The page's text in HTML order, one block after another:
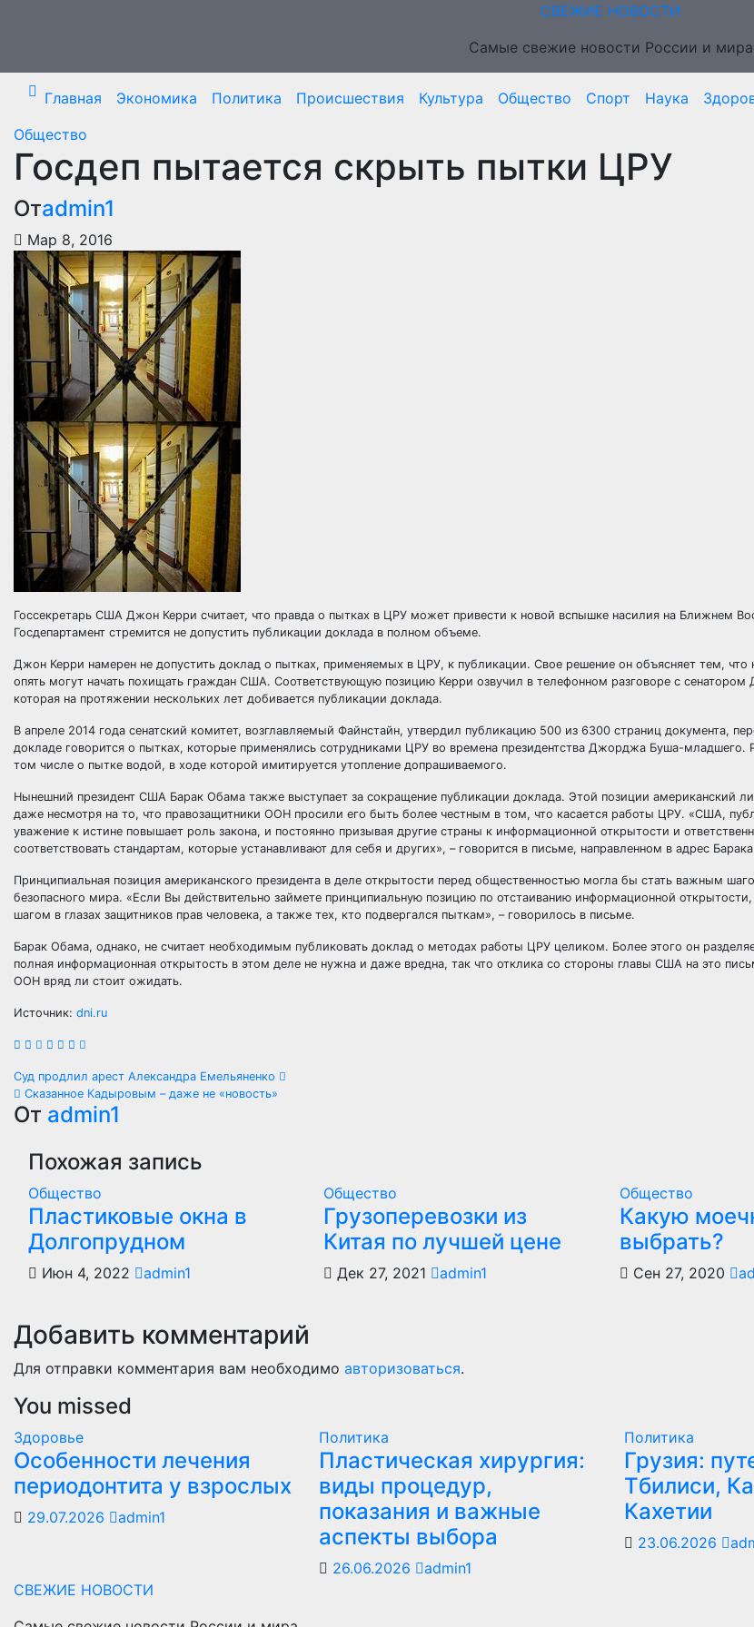
СВЕЖИЕ НОВОСТИ
Самые свежие новости России и мира
Главная Экономика Политика Происшествия Культура Общество Спорт Наука
Общество
Госдеп пытается скрыть пытки ЦРУ
Отadmin1
Мар 8, 2016
Госсекретарь США Джон Керри считает, что правда о пытках в ЦРУ может привести к новой вспышке насилия на Ближнем
Госдепартамент стремится не допустить публикации доклада в полном объеме.
Джон Керри намерен не допустить доклад о пытках, применяемых в ЦРУ, к публикации. Свое решение он объясняет тем,
опять могут начать похищать граждан США. Соответствующую позицию Керри озвучил в телефонном разговоре с сенатором
которая на протяжении нескольких лет добивается публикации доклада.
В апреле 2014 года сенатский комитет, возглавляемый Файнстайн, утвердил публикацию 500 из 6300 страниц документа,
докладе говорится о пытках, которые применялись сотрудниками ЦРУ во времена президентства Джорджа Буша-младшего.
том числе о пытке водой, в ходе которой имитируется утопление допрашиваемого.
Нынешний президент США Барак Обама также выступает за сокращение публикации доклада. Этой позиции американский
даже несмотря на то, что правозащитники ООН просили его быть более честным в том, что касается работы ЦРУ. «США,
уважение к истине повышает роль закона, и постоянно призывая другие страны к информационной открытости и
соответствовать стандартам, которые устанавливают для себя и других», – говорится в письме, направленном в адрес
Принципиальная позиция американского президента в деле открытости перед общественностью могла бы стать важным
безопасного мира. «Если Вы действительно займете принципиальную позицию по отстаиванию информационной
шагом в глазах защитников прав человека, а также тех, кто подвергался пыткам», – говорилось в письме.
Барак Обама, однако, не считает необходимым публиковать доклад о методах работы ЦРУ целиком. Более этого он
полная информационная открытость в этом деле не нужна и даже вредна, так что отклика со стороны главы США на это
ООН вряд ли стоит ожидать.
Источник: dni.ru
Навигация
по
записям
Суд продлил арест Александра Емельяненко
Сказанное Кадыровым – даже не «новость»
От admin1
Похожая запись
Общество
Пластиковые окна в
Долгопрудном
Июн 4, 2022 admin1
Общество
Грузоперевозки из
Китая по лучшей цене
Дек 27, 2021 admin1
Общество
Какую
выбрать?
Сен 27, 2020
Добавить комментарий
Для отправки комментария вам необходимо авторизоваться.
You missed
Здоровье
Особенности лечения
периодонтита у взрослых
29.07.2026 admin1
Политика
Пластическая хирургия:
виды процедур,
показания и важные
аспекты выбора
26.06.2026 admin1
Политика
Грузия:
Тбилиси,
Кахетии
23.06.2026
СВЕЖИЕ НОВОСТИ